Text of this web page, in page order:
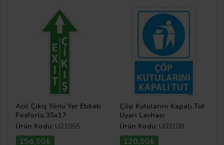
Acil Çıkış Yönü Yer Etiketi
Fosforlu 35x17
Ürün Kodu: U21055
156,00₺
Çöp Kutularını Kapalı Tut
Uyarı Levhası
Ürün Kodu: U03108
120,00₺